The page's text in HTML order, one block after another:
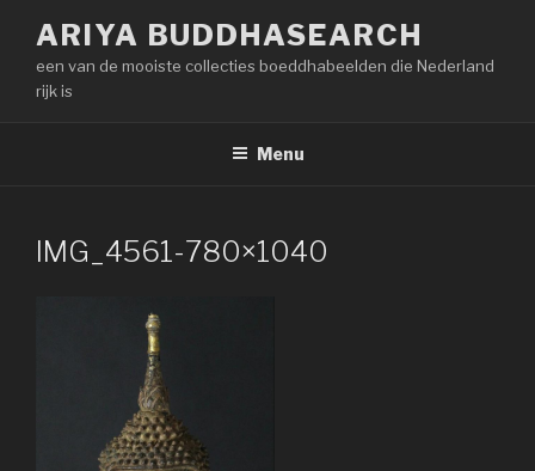
inhoud
springen
ARIYA BUDDHASEARCH
een van de mooiste collecties boeddhabeelden die Nederland
rijk is
Menu
IMG_4561-780×1040